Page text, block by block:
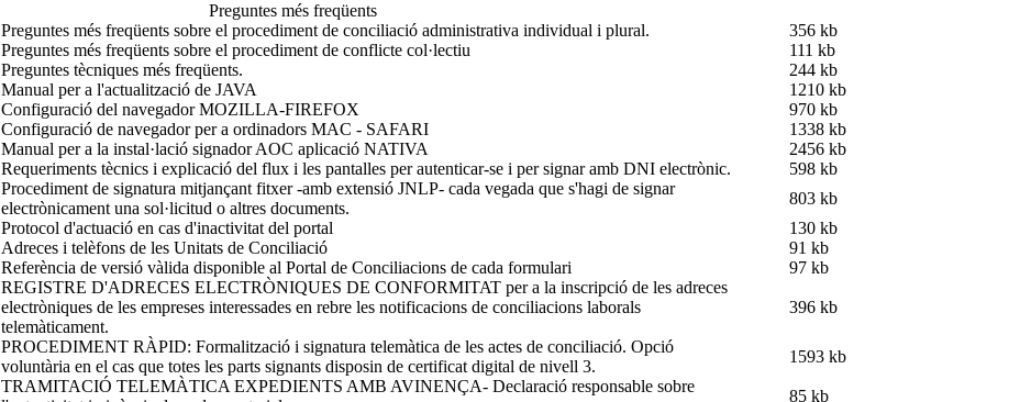
Preguntes més freqüents
Preguntes més freqüents sobre el procediment de conciliació administrativa individual i plural.
356 kb
Preguntes més freqüents sobre el procediment de conflicte col·lectiu
111 kb
Preguntes tècniques més freqüents.
244 kb
Manual per a l'actualització de JAVA
1210 kb
Configuració del navegador MOZILLA-FIREFOX
970 kb
Configuració de navegador per a ordinadors MAC - SAFARI
1338 kb
Manual per a la instal·lació signador AOC aplicació NATIVA
2456 kb
Requeriments tècnics i explicació del flux i les pantalles per autenticar-se i per signar amb DNI electrònic.
598 kb
Procediment de signatura mitjançant fitxer -amb extensió JNLP- cada vegada que s'hagi de signar
electrònicament una sol·licitud o altres documents.
803 kb
Protocol d'actuació en cas d'inactivitat del portal
130 kb
Adreces i telèfons de les Unitats de Conciliació
91 kb
Referència de versió vàlida disponible al Portal de Conciliacions de cada formulari 97 kb
REGISTRE D'ADRECES ELECTRÒNIQUES DE CONFORMITAT per a la inscripció de les adreces
electròniques de les empreses interessades en rebre les notificacions de conciliacions laborals
telemàticament.
396 kb
PROCEDIMENT RÀPID: Formalització i signatura telemàtica de les actes de conciliació. Opció
voluntària en el cas que totes les parts signants disposin de certificat digital de nivell 3.
1593 kb
TRAMITACIÓ TELEMÀTICA EXPEDIENTS AMB AVINENÇA- Declaració responsable sobre
85 kb